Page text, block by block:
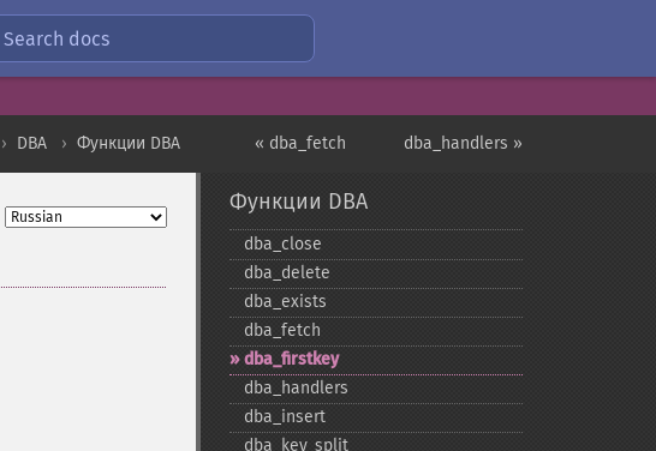
Search docs
dba_handlers »
« dba_fetch
DBA Функции DBA
Функции DBA
dba_​close
dba_​delete
dba_​exists
dba_​fetch
dba_​firstkey
dba_​handlers
dba_​insert
dba_​key_​split